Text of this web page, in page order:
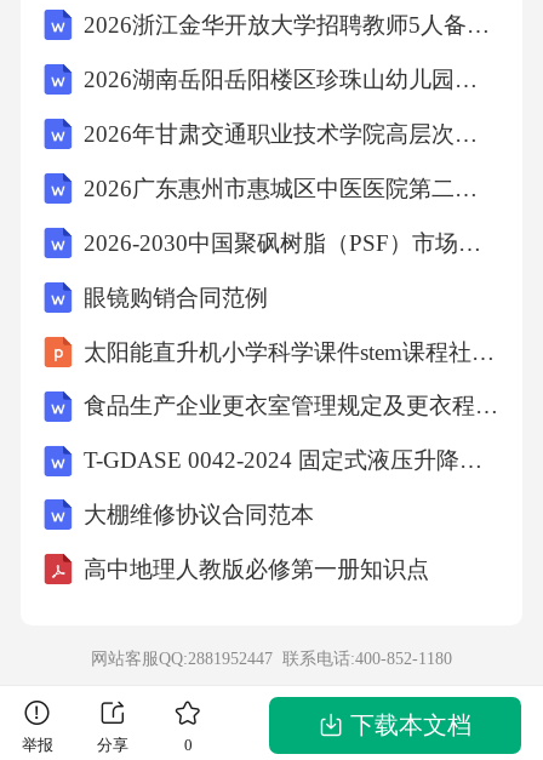
电子邮箱：________________
五、其他约定（续）
5.4协议生效后，除非甲乙双方另有约定，任何
需要变更或终止协议的情况，双方应提前三十
日书面通知对方，并就变更或终止事宜进行协
商。
5.5本协议未尽事宜，双方可参照《中华人民共
和国合同法》及相关法律法规执行。
5.6本协议签订后，如遇国家法律法规、政策调
整，导致协议内容与现行法律法规、政策不符
时，甲乙双方应协商一致，对本协议进行相应
2026浙江金华开放大学招聘教师5人备考题库附答案详解（研优卷）
2026湖南岳阳岳阳楼区珍珠山幼儿园秋季教师招聘备考题库完整参考答案详解
2026年甘肃交通职业技术学院高层次人才引进补充备考题库含答案详解（完整版）
2026广东惠州市惠城区中医医院第二批编外人员招聘7人备考题库及答案详解1套
2026-2030中国聚砜树脂（PSF）市场供需现状与经营效益分析报告
眼镜购销合同范例
太阳能直升机小学科学课件stem课程社团课课件
食品生产企业更衣室管理规定及更衣程序（附图片）
T-GDASE 0042-2024 固定式液压升降装置安全技术规范
大棚维修协议合同范本
高中地理人教版必修第一册知识点
网站客服QQ:2881952447 联系电话:400-852-1180
举报 分享 0
下载本文档